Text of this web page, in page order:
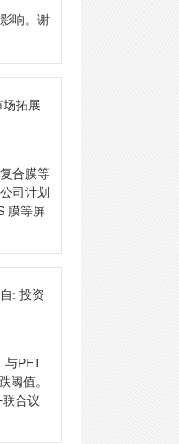
响。谢
拓展
合膜等
司计划
膜等屏
自: 投资
与PET
阈值。
合议